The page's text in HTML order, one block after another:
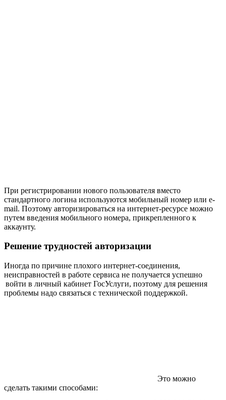
При регистрировании нового пользователя вместо
стандартного логина используются мобильный номер или e-
mail. Поэтому авторизироваться на интернет-ресурсе можно
путем введения мобильного номера, прикрепленного к
аккаунту.
Решение трудностей авторизации
Иногда по причине плохого интернет-соединения,
неисправностей в работе сервиса не получается успешно
войти в личный кабинет ГосУслуги, поэтому для решения
проблемы надо связаться с технической поддержкой.
Это можно
сделать такими способами: